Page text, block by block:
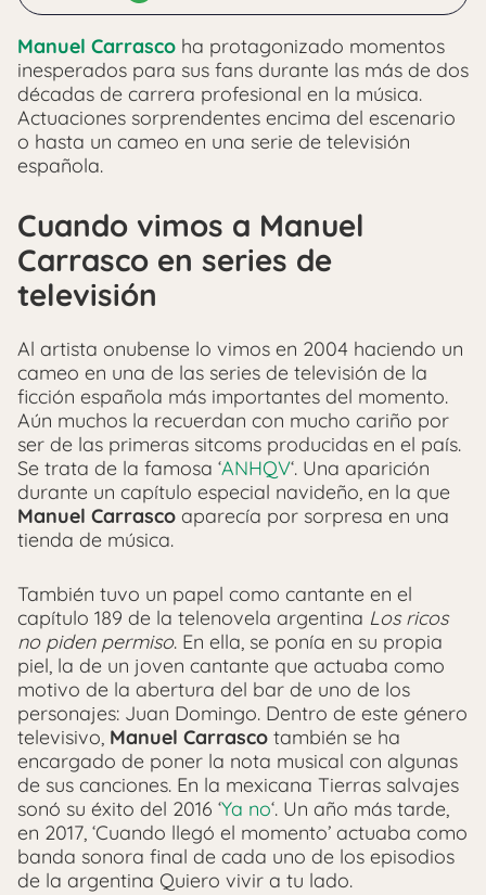
Manuel Carrasco ha protagonizado momentos
inesperados para sus fans durante las más de dos
décadas de carrera profesional en la música.
Actuaciones sorprendentes encima del escenario
o hasta un cameo en una serie de televisión
española.
Cuando vimos a Manuel
Carrasco en series de
televisión
Al artista onubense lo vimos en 2004 haciendo un
cameo en una de las series de televisión de la
ficción española más importantes del momento.
Aún muchos la recuerdan con mucho cariño por
ser de las primeras sitcoms producidas en el país.
Se trata de la famosa ‘ANHQV‘. Una aparición
durante un capítulo especial navideño, en la que
Manuel Carrasco aparecía por sorpresa en una
tienda de música.
También tuvo un papel como cantante en el
capítulo 189 de la telenovela argentina Los ricos
no piden permiso. En ella, se ponía en su propia
piel, la de un joven cantante que actuaba como
motivo de la abertura del bar de uno de los
personajes: Juan Domingo. Dentro de este género
televisivo, Manuel Carrasco también se ha
encargado de poner la nota musical con algunas
de sus canciones. En la mexicana Tierras salvajes
sonó su éxito del 2016 ‘Ya no‘. Un año más tarde,
en 2017, ‘Cuando llegó el momento’ actuaba como
banda sonora final de cada uno de los episodios
de la argentina Quiero vivir a tu lado.